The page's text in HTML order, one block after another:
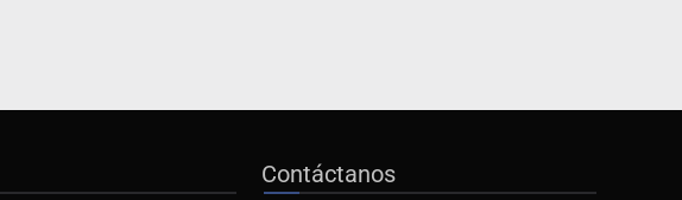
Contáctanos